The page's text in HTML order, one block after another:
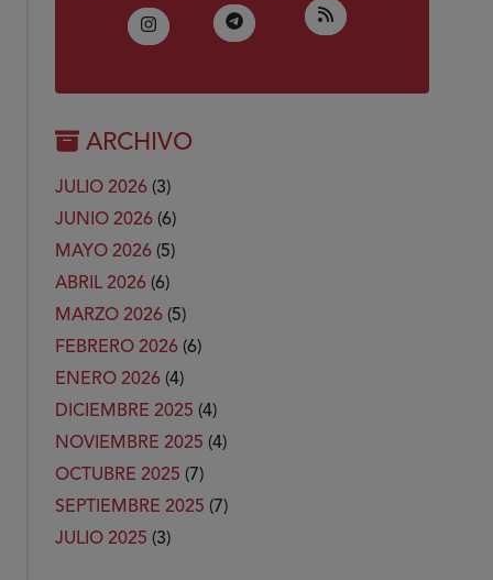
Instagram
(Abre en nueva ventana)
Telegram
(Abre en nueva ventana)
RSS
(Abre en nueva
ARCHIVO
JULIO 2026 (3)
JUNIO 2026 (6)
MAYO 2026 (5)
ABRIL 2026 (6)
MARZO 2026 (5)
FEBRERO 2026 (6)
ENERO 2026 (4)
DICIEMBRE 2025 (4)
NOVIEMBRE 2025 (4)
OCTUBRE 2025 (7)
SEPTIEMBRE 2025 (7)
JULIO 2025 (3)